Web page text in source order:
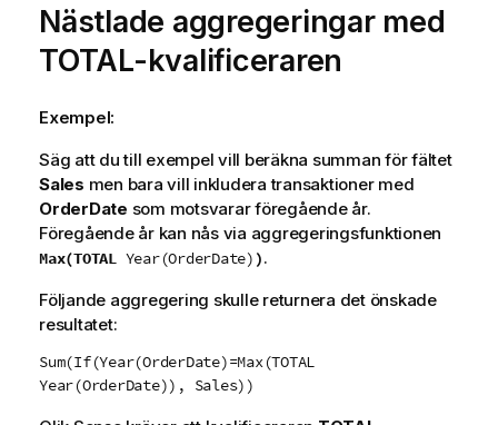
e
c
k
g
o
m
i
n
o
r
m
a
Nästlade aggregeringar med
TOTAL-kvalificeraren
Exempel:
Säg att du till exempel vill beräkna summan för fältet
Sales men bara vill inkludera transaktioner med
OrderDate som motsvarar föregående år.
Föregående år kan nås via aggregeringsfunktionen
Max(TOTAL Year(OrderDate) ).
Följande aggregering skulle returnera det önskade
resultatet:
Sum(If(Year(OrderDate)=Max(TOTAL
Year(OrderDate)), Sales))